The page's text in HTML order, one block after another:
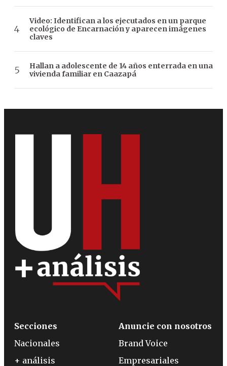
Video: Identifican a los ejecutados en un parque
ecológico de Encarnación y aparecen imágenes
claves
Hallan a adolescente de 14 años enterrada en una
vivienda familiar en Caazapá
Secciones
Nacionales
+ análisis
Anuncie con nosotros
Brand Voice
Empresariales